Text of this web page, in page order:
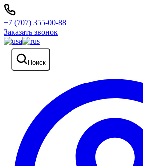
+7 (707) 355-00-88
Заказать звонок
Поиск